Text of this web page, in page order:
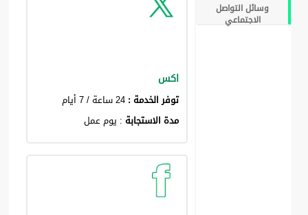
وسائل التواصل
الاجتماعي
اكس
توفر الخدمة : 24 ساعة / 7 أيام
مدة الاستجابة : يوم عمل